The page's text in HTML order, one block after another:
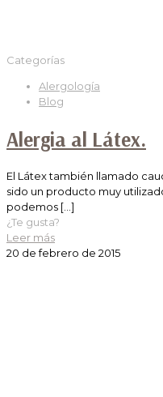
Categorías
Alergología
Blog
Alergia al Látex.
El Látex también llamado
sido un producto muy
podemos […]
¿Te gusta?
Leer más
20 de febrero de 2015